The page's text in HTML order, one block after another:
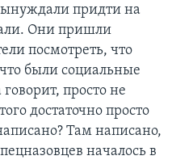
придти на
Они пришли
посмотреть, что
были социальные
просто не
достаточно просто
Там написано,
началось в